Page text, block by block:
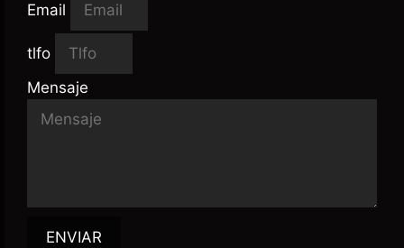
Email
tlfo
Mensaje
ENVIAR